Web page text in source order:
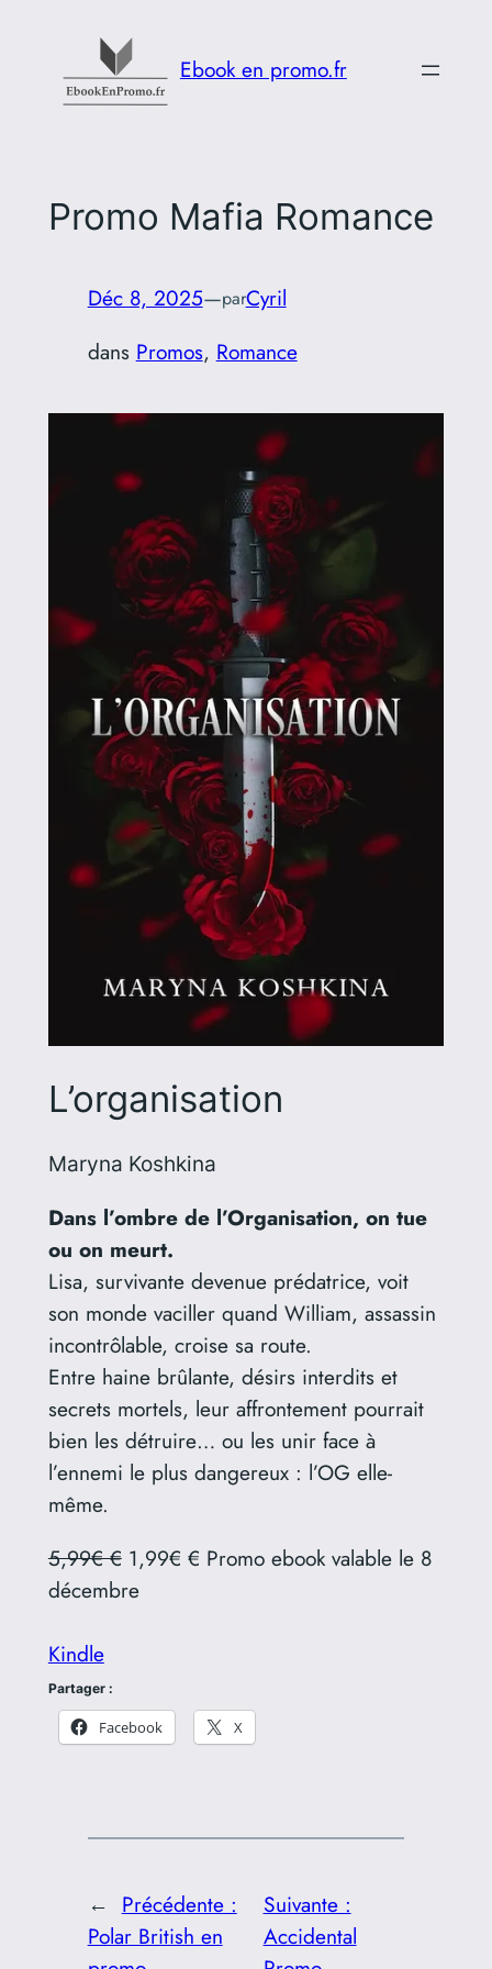
contenu
Ebook en promo.fr
Promo Mafia Romance
Déc 8, 2025—parCyril
dans Promos, Romance
L’organisation
Maryna Koshkina
Dans l’ombre de l’Organisation, on tue
ou on meurt.
Lisa, survivante devenue prédatrice, voit
son monde vaciller quand William, assassin
incontrôlable, croise sa route.
Entre haine brûlante, désirs interdits et
secrets mortels, leur affrontement pourrait
bien les détruire… ou les unir face à
l’ennemi le plus dangereux : l’OG elle-
même.
5,99€ €1,99€ € Promo ebook valable le 8
décembre
Kindle
Partager :
Facebook X
← Précédente :
Polar British en
Suivante :
Accidental